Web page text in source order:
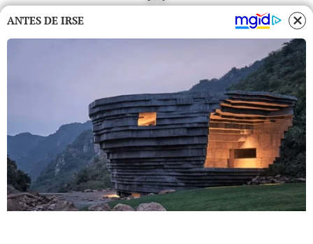
ANTES DE IRSE